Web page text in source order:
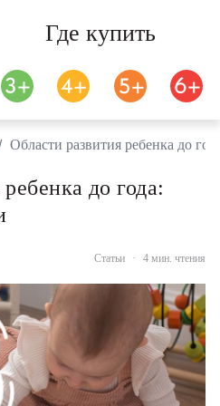
Где купить
Области развития ребенка до
до года:
Статьи · 4 мин. чтения